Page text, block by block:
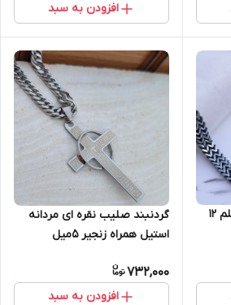
افزودن به سبد
زنجیر دوبل مردانه سیاه قلم ۱۲
گردنبند صلیب نقره ای مردانه
استیل همراه زنجیر ۵میل
732,000
افزودن به سبد